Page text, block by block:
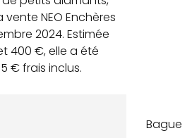
NEO Enchères
2024. Estimée
400 €, elle a été
€ frais inclus.
Bague